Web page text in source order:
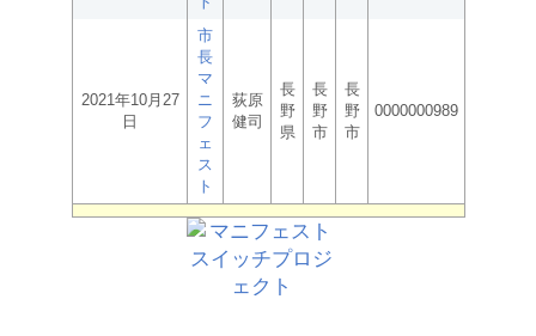
2021年10月27
日
市
長
マ
ニ
フ
ェ
ス
ト
荻原
健司
長
野
県
長
野
市
長
野
市
0000000989